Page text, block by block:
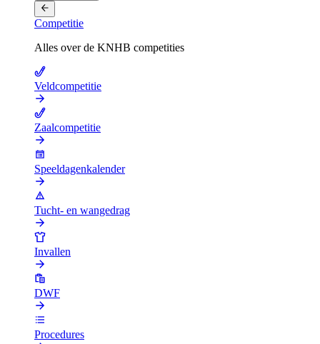
Competitie
Alles over de KNHB competities
Veldcompetitie
Zaalcompetitie
Speeldagenkalender
Tucht- en wangedrag
Invallen
DWF
Procedures